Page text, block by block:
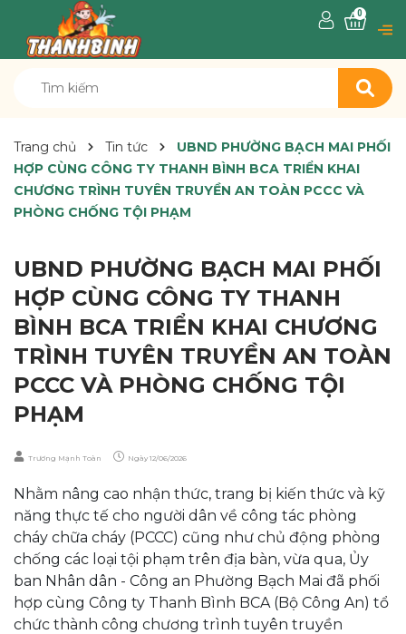
0
Trang chủ Tin tức
UBND PHƯỜNG BẠCH MAI PHỐI
HỢP CÙNG CÔNG TY THANH BÌNH BCA TRIỂN KHAI
CHƯƠNG TRÌNH TUYÊN TRUYỀN AN TOÀN PCCC VÀ
PHÒNG CHỐNG TỘI PHẠM
UBND PHƯỜNG BẠCH MAI PHỐI
HỢP CÙNG CÔNG TY THANH
BÌNH BCA TRIỂN KHAI CHƯƠNG
TRÌNH TUYÊN TRUYỀN AN TOÀN
PCCC VÀ PHÒNG CHỐNG TỘI
PHẠM
Trương Mạnh Toàn Ngày 12/06/2026
Nhằm nâng cao nhận thức, trang bị kiến thức và kỹ
năng thực tế cho người dân về công tác phòng
cháy chữa cháy (PCCC) cũng như chủ động phòng
chống các loại tội phạm trên địa bàn, vừa qua, Ủy
ban Nhân dân - Công an Phường Bạch Mai đã phối
hợp cùng Công ty Thanh Bình BCA (Bộ Công An) tổ
chức thành công chương trình tuyên truyền